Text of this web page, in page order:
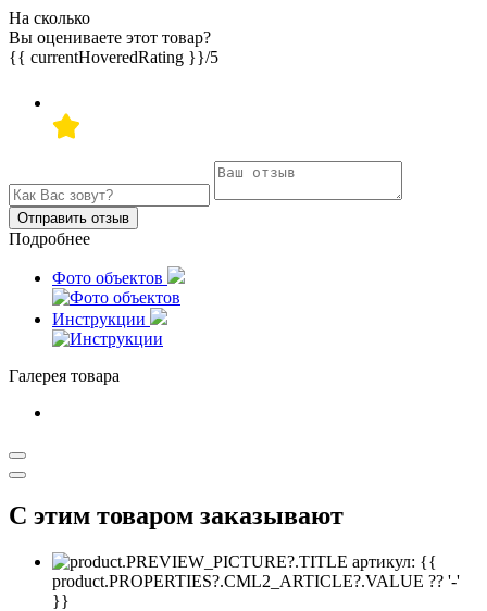
На сколько
Вы оцениваете этот товар?
{{ currentHoveredRating }}/5
Отправить отзыв
Подробнее
Фото объектов
Инструкции
Галерея товара
С этим товаром заказывают
артикул: {{
product.PROPERTIES?.CML2_ARTICLE?.VALUE ?? '-'
}}